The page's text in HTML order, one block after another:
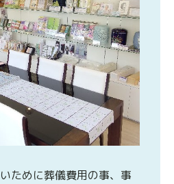
ために葬儀費用の事、事